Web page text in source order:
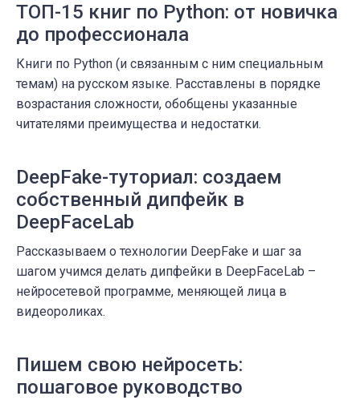
ТОП-15 книг по Python: от новичка
до профессионала
Книги по Python (и связанным с ним специальным
темам) на русском языке. Расставлены в порядке
возрастания сложности, обобщены указанные
читателями преимущества и недостатки.
DeepFake-туториал: создаем
собственный дипфейк в
DeepFaceLab
Рассказываем о технологии DeepFake и шаг за
шагом учимся делать дипфейки в DeepFaceLab –
нейросетевой программе, меняющей лица в
видеороликах.
Пишем свою нейросеть:
пошаговое руководство